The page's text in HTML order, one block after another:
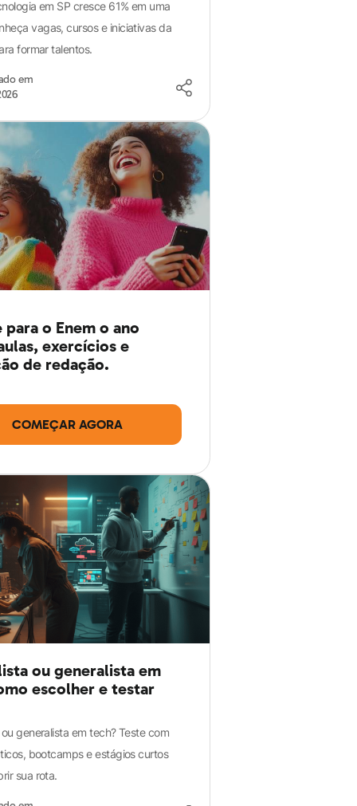
em SP cresce 61% em uma
vagas, cursos e iniciativas da
formar talentos.
em
para o Enem o ano
exercícios e
de redação.
COMEÇAR AGORA
ou generalista em
escolher e testar
generalista em tech? Teste com
bootcamps e estágios curtos
sua rota.